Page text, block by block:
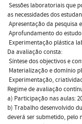
 Sessões laboratoriais
as necessidades dos
 Apresentação da
 Aprofundamento do
 Experimentação plástica
Da avaliação consta:
 Síntese dos objectivos e
 Materialização e domínio
 Experimentação,
Regime de avaliação
a) Participação nas aulas:
b) Trabalho desenvolvido
deverá ser submetido, pelo